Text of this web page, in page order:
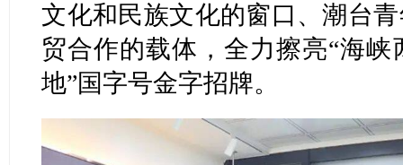
文化和民族文化的窗口、潮台
贸合作的载体，全力擦亮“海
地”国字号金字招牌。